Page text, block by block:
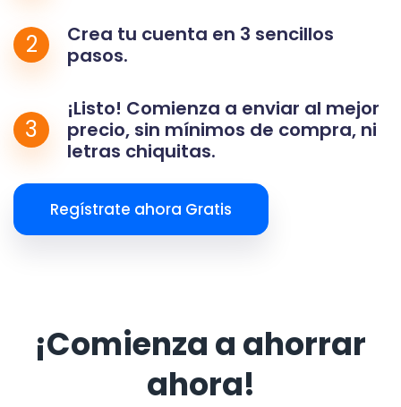
2
Crea tu cuenta en 3 sencillos
pasos.
3
¡Listo! Comienza a enviar al mejor
precio, sin mínimos de compra, ni
letras chiquitas.
Regístrate ahora Gratis
¡Comienza a ahorrar
ahora!